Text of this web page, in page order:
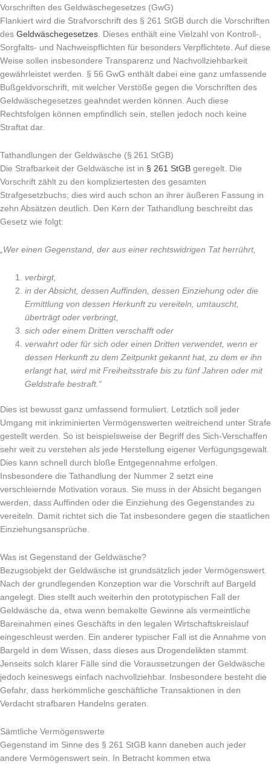
Vorschriften des Geldwäschegesetzes (GwG)
Flankiert wird die Strafvorschrift des § 261 StGB durch die Vorschriften
des Geldwäschegesetzes . Dieses enthält eine Vielzahl von Kontroll-,
Sorgfalts- und Nachweispflichten für besonders Verpflichtete. Auf diese
Weise sollen insbesondere Transparenz und Nachvollziehbarkeit
gewährleistet werden. § 56 GwG enthält dabei eine ganz umfassende
Bußgeldvorschrift, mit welcher Verstöße gegen die Vorschriften des
Geldwäschegesetzes geahndet werden können. Auch diese
Rechtsfolgen können empfindlich sein, stellen jedoch noch keine
Straftat dar.
Tathandlungen der Geldwäsche (§ 261 StGB)
Die Strafbarkeit der Geldwäsche ist in § 261 StGB geregelt. Die
Vorschrift zählt zu den kompliziertesten des gesamten
Strafgesetzbuchs; dies wird auch schon an ihrer äußeren Fassung in
zehn Absätzen deutlich. Den Kern der Tathandlung beschreibt das
Gesetz wie folgt:
„Wer einen Gegenstand, der aus einer rechtswidrigen Tat herrührt,
verbirgt,
in der Absicht, dessen Auffinden, dessen Einziehung oder die
Ermittlung von dessen Herkunft zu vereiteln, umtauscht,
überträgt oder verbringt,
sich oder einem Dritten verschafft oder
verwahrt oder für sich oder einen Dritten verwendet, wenn er
dessen Herkunft zu dem Zeitpunkt gekannt hat, zu dem er ihn
erlangt hat, wird mit Freiheitsstrafe bis zu fünf Jahren oder mit
Geldstrafe bestraft.“
Dies ist bewusst ganz umfassend formuliert. Letztlich soll jeder
Umgang mit inkriminierten Vermögenswerten weitreichend unter Strafe
gestellt werden. So ist beispielsweise der Begriff des Sich-Verschaffen
sehr weit zu verstehen als jede Herstellung eigener Verfügungsgewalt.
Dies kann schnell durch bloße Entgegennahme erfolgen.
Insbesondere die Tathandlung der Nummer 2 setzt eine
verschleiernde Motivation voraus. Sie muss in der Absicht begangen
werden, dass Auffinden oder die Einziehung des Gegenstandes zu
vereiteln. Damit richtet sich die Tat insbesondere gegen die staatlichen
Einziehungsansprüche.
Was ist Gegenstand der Geldwäsche?
Bezugsobjekt der Geldwäsche ist grundsätzlich jeder Vermögenswert.
Nach der grundlegenden Konzeption war die Vorschrift auf Bargeld
angelegt. Dies stellt auch weiterhin den prototypischen Fall der
Geldwäsche da, etwa wenn bemakelte Gewinne als vermeintliche
Bareinahmen eines Geschäfts in den legalen Wirtschaftskreislauf
eingeschleust werden. Ein anderer typischer Fall ist die Annahme von
Bargeld in dem Wissen, dass dieses aus Drogendelikten stammt.
Jenseits solch klarer Fälle sind die Voraussetzungen der Geldwäsche
jedoch keineswegs einfach nachvollziehbar. Insbesondere besteht die
Gefahr, dass herkömmliche geschäftliche Transaktionen in den
Verdacht strafbaren Handelns geraten.
Sämtliche Vermögenswerte
Gegenstand im Sinne des § 261 StGB kann daneben auch jeder
andere Vermögenswert sein. In Betracht kommen etwa